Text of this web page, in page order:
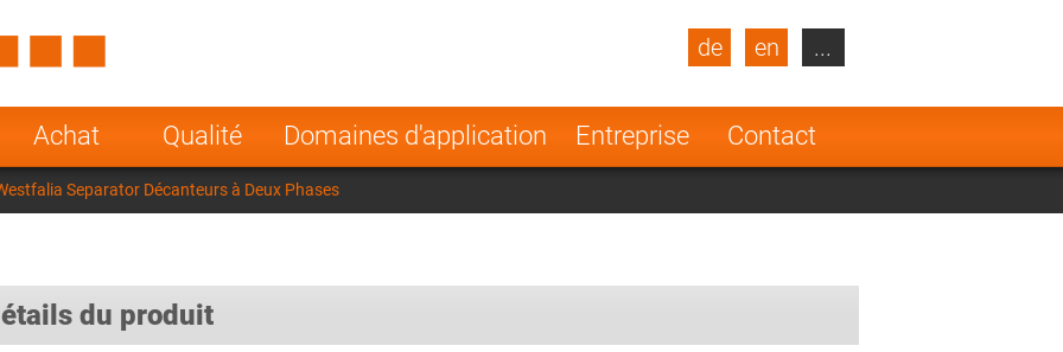
Achat Qualité Domaines d'application Entreprise Contact
de en
Turkey
Poland Norway
Netherlands
Greece
...
Separator Décanteurs à Deux Phases
du produit